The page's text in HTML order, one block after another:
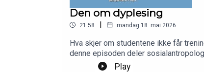
Den om dyplesing
21:58 | mandag 18. mai 2026
Hva skjer om studentene ikke får
denne episoden deler
blant annet høre om hva vi vinner på
Play